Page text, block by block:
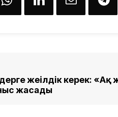
жеңілдік керек: «Ақ
жасады